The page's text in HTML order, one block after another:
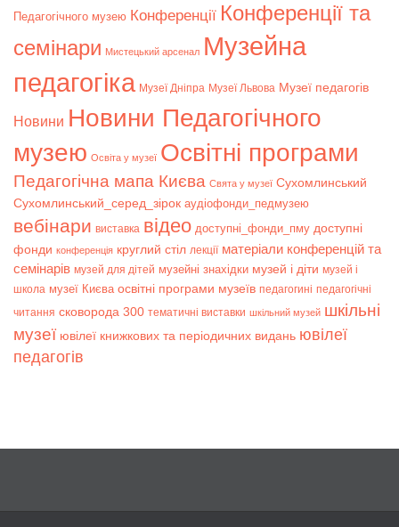
Педагогічного музею Конференції Конференції та
семінари Мистецький арсенал Музейна
педагогіка Музеї Дніпра Музеї Львова Музеї педагогів
Новини Новини Педагогічного
музею Освіта у музеї Освітні програми
Педагогічна мапа Києва Свята у музеї Сухомлинський
Сухомлинський_серед_зірок аудіофонди_педмузею
вебінари виставка відео доступні_фонди_пму доступні
фонди конференція круглий стіл лекції матеріали конференцій та
семінарів музей для дітей музейні знахідки музей і діти музей і
школа музеї Києва освітні програми музеїв педагогині педагогічні
читання сковорода 300 тематичні виставки шкільний музей шкільні
музеї ювілеї книжкових та періодичних видань ювілеї
педагогів